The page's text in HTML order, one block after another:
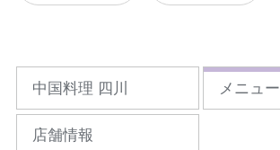
中国料理 四川 メニュー
店舗情報